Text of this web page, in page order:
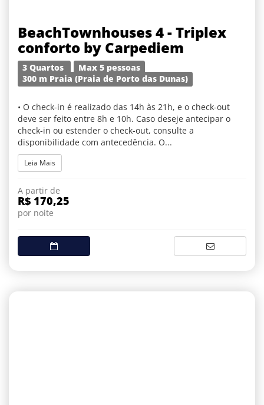
BeachTownhouses 4 - Triplex
conforto by Carpediem
3 Quartos
Max 5 pessoas
300 m Praia (Praia de Porto das Dunas)
• O check-in é realizado das 14h às 21h, e o check-out
deve ser feito entre 8h e 10h. Caso deseje antecipar o
check-in ou estender o check-out, consulte a
disponibilidade com antecedência. O...
Leia Mais
A partir de
R$ 170,25
por noite